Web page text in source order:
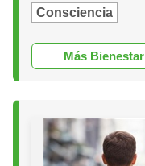
Consciencia
Más Bienestar